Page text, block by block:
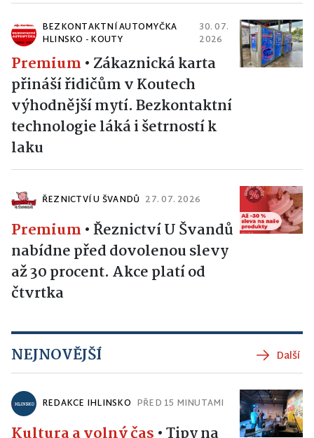
BEZKONTAKTNÍ AUTOMYČKA
HLINSKO - KOUTY
30. 07.
2026
Premium • Zákaznická karta
přináší řidičům v Koutech
výhodnější mytí. Bezkontaktní
technologie láká i šetrností k
laku
ŘEZNICTVÍ U ŠVANDŮ 27. 07. 2026
Premium •Řeznictví U Švandů
nabídne před dovolenou slevy
až 30 procent. Akce platí od
čtvrtka
NEJNOVĚJŠÍ Další
REDAKCE IHLINSKO PŘED 15 MINUTAMI